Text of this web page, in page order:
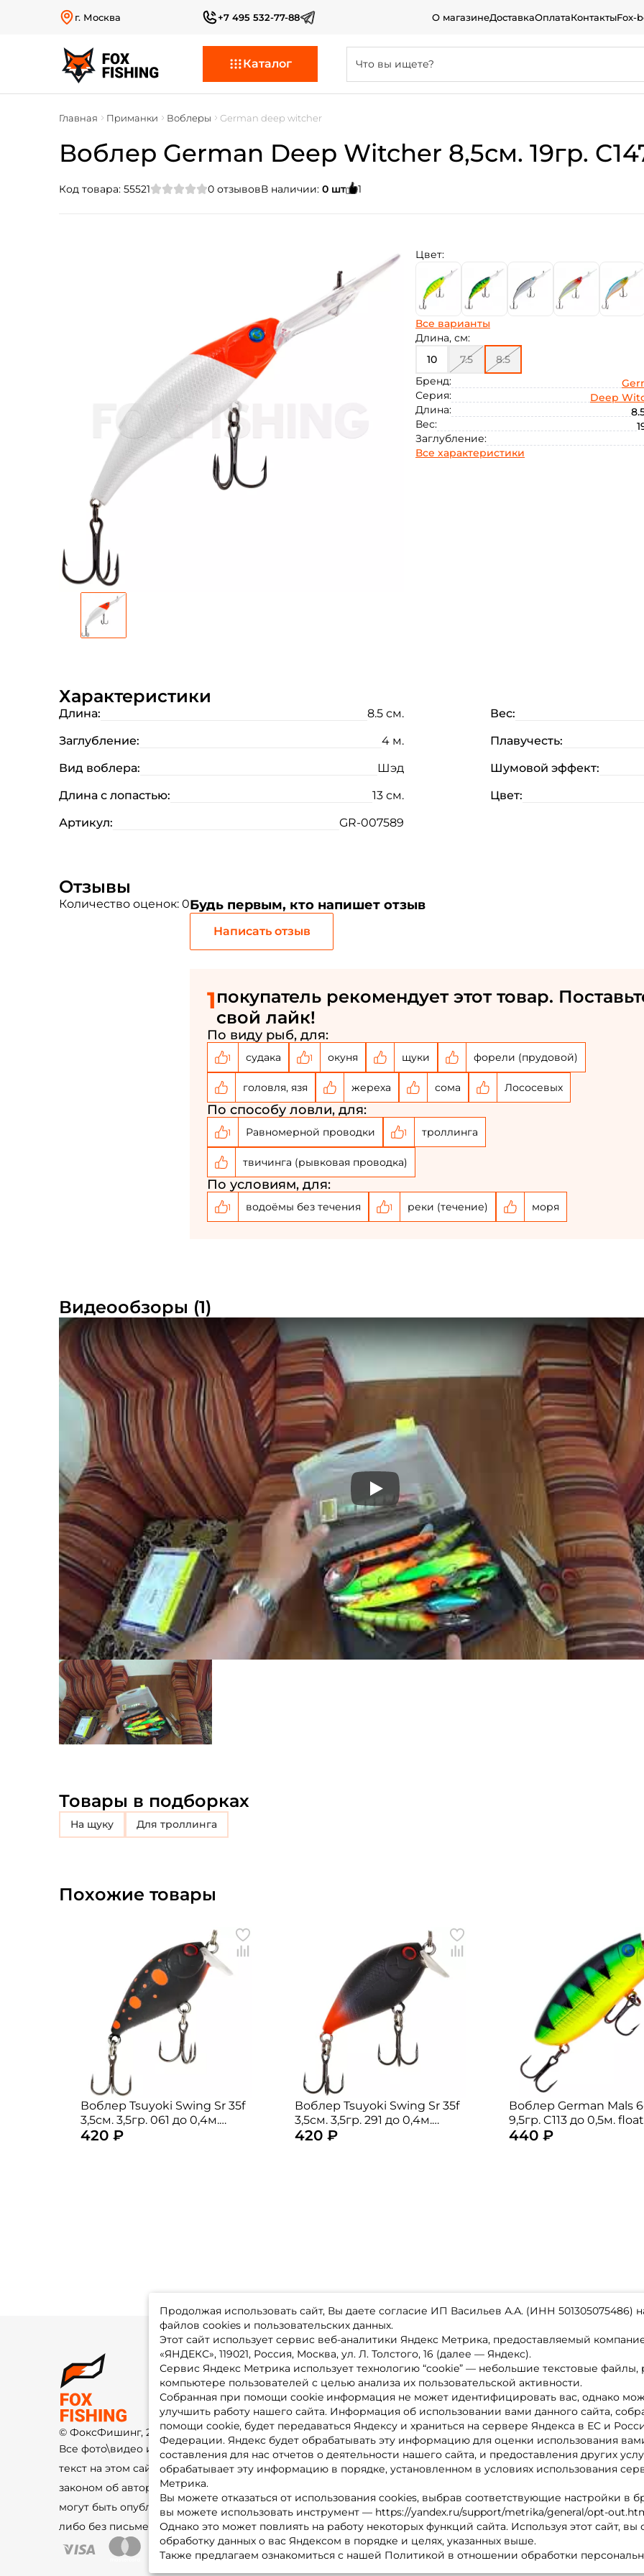
г. Москва +7 495 532-77-88 О магазинеДоставкаОплатаКонтактыFox-
Каталог
Главная Приманки Воблеры German deep witcher
Воблер German Deep Witcher 8,5см. 19гр.
Код товара: 55521 0 отзывовВ наличии: 0 шт 1
Цвет:
Все варианты
Длина, см:
10
7.5
8.5
Бренд:
Серия:
Deep
Длина:
Вес:
Заглубление:
Все характеристики
Характеристики
Длина: 8.5 см.
Вес:
Заглубление:
4 м.
Плавучесть:
Вид воблера:
Шэд
Шумовой эффект:
Длина с лопастью:
13 см.
Цвет:
Артикул:
GR-007589
Отзывы
Количество оценок: 0Будь первым, кто напишет отзыв
Написать отзыв
1покупатель рекомендует этот товар.
свой лайк!
По виду рыб, для:
1 судака 1 окуня щуки форели (прудовой)
головля, язя жереха сома Лососевых
По способу ловли, для:
1 Равномерной проводки 1 троллинга
твичинга (рывковая проводка)
По условиям, для:
1 водоёмы без течения 1 реки (течение) моря
Видеообзоры (1)
Play
Товары в подборках
на щуку для троллинга
Похожие товары
Воблер Tsuyoki Swing Sr 35f
3,5см. 3,5гр. 061 до 0,4м.
floating
420 ₽
Воблер Tsuyoki Swing Sr 35f
3,5см. 3,5гр. 291 до 0,4м.
floating
420 ₽
Воблер German Mals
9,5гр. C113 до 0,5м.
440 ₽
Продолжая использовать сайт, Вы даете согласие ИП Васильев А.А. (ИНН 501305075486)
файлов cookies и пользовательских данных.
Этот сайт использует сервис веб-аналитики Яндекс Метрика, предоставляемый
«ЯНДЕКС», 119021, Россия, Москва, ул. Л. Толстого, 16 (далее — Яндекс).
Сервис Яндекс Метрика использует технологию “cookie” — небольшие текстовые
компьютере пользователей с целью анализа их пользовательской активности.
Собранная при помощи cookie информация не может идентифицировать вас, однако
улучшить работу нашего сайта. Информация об использовании вами данного сайта,
помощи cookie, будет передаваться Яндексу и храниться на сервере Яндекса в ЕС и
Федерации. Яндекс будет обрабатывать эту информацию для оценки использования
составления для нас отчетов о деятельности нашего сайта, и предоставления других
обрабатывает эту информацию в порядке, установленном в условиях использования
Метрика.
Вы можете отказаться от использования cookies, выбрав соответствующие настройки в
вы можете использовать инструмент — https://yandex.ru/support/metrika/general/opt-
Однако это может повлиять на работу некоторых функций сайта. Используя этот сайт, вы
обработку данных о вас Яндексом в порядке и целях, указанных выше.
Также предлагаем ознакомиться с нашей Политикой в отношении обработки
Создать аккаунт
ФИО: *
Придумайте пароль: *
Заполняя данную форму вы соглашаетесь на
обработкуперсональных данных
Создать аккаунт
У меня уже есть аккаунт
© ФоксФишинг, 2009-2026
Все фото\видео изображения и
текст на этом сайте защищены
законом об авторском праве и не
могут быть опубликованы ещё где-
либо без письменного разрешения.
О магазине
Доставка
Оплата
Fox-bonus
Гуру
Контакты
Политика обработки ПД
Каталог товаров
Акции
Новинки
Бренды
Партнерская программа